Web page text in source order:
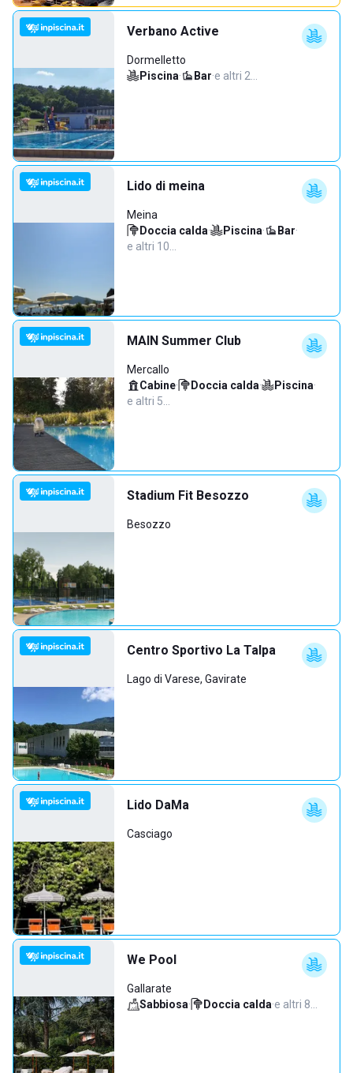
Verbano Active
Dormelletto
Piscina· Bar·e altri 2…
Lido di meina
Meina
Doccia calda· Piscina· Bar·
e altri 10…
MAIN Summer Club
Mercallo
Cabine· Doccia calda· Piscina·
e altri 5…
Stadium Fit Besozzo
Besozzo
Centro Sportivo La Talpa
Lago di Varese, Gavirate
Lido DaMa
Casciago
We Pool
Gallarate
Sabbiosa· Doccia calda·e altri 8…